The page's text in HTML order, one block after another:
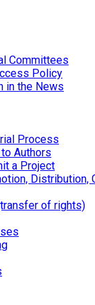
Committees
Policy
in the News
Process
Authors
a Project
Distribution,
of rights)